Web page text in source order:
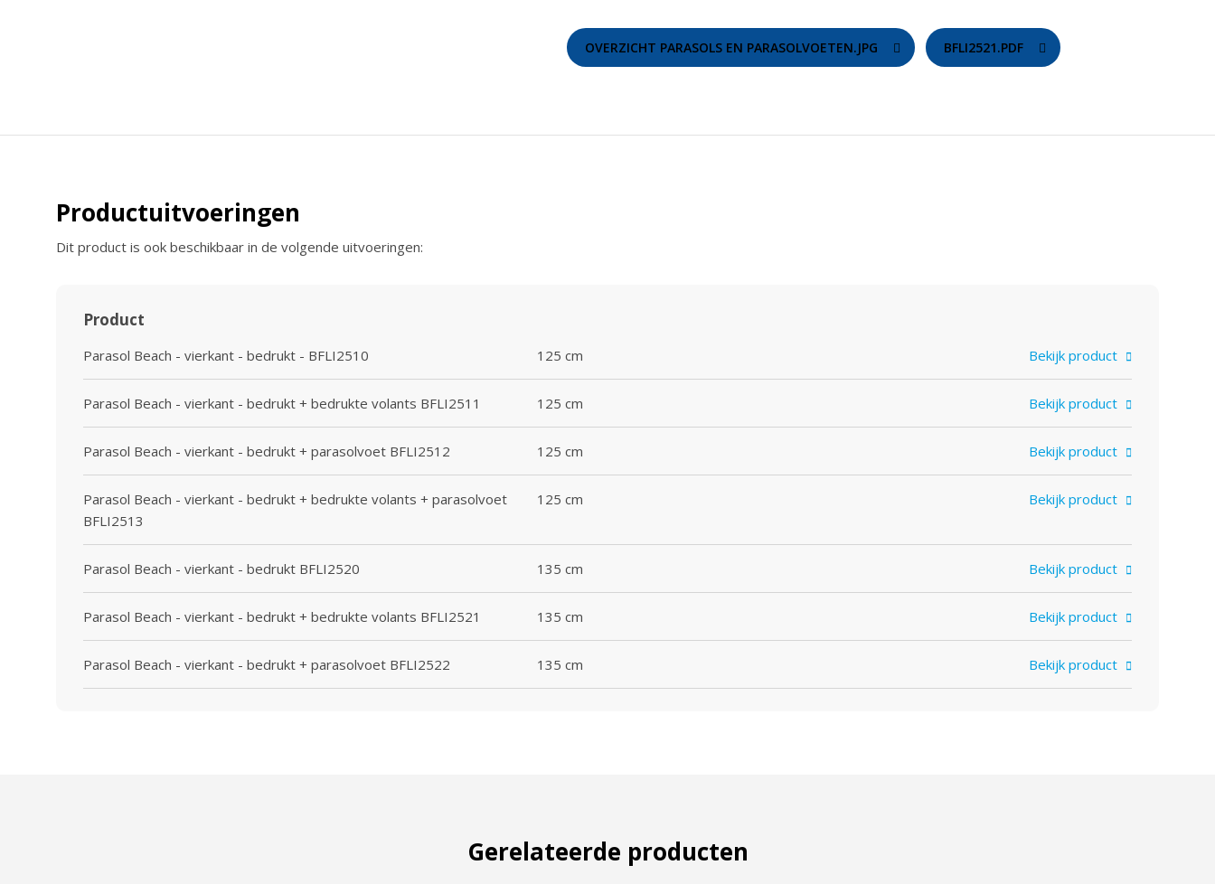
OVERZICHT PARASOLS EN PARASOLVOETEN.JPG BFLI2521.PDF
Productuitvoeringen
Dit product is ook beschikbaar in de volgende uitvoeringen:
Product
Parasol Beach - vierkant - bedrukt - BFLI2510 125 cm Bekijk product
Parasol Beach - vierkant - bedrukt + bedrukte volants BFLI2511 125 cm Bekijk product
Parasol Beach - vierkant - bedrukt + parasolvoet BFLI2512 125 cm Bekijk product
Parasol Beach - vierkant - bedrukt + bedrukte volants + parasolvoet
BFLI2513
125 cm Bekijk product
Parasol Beach - vierkant - bedrukt BFLI2520 135 cm Bekijk product
Parasol Beach - vierkant - bedrukt + bedrukte volants BFLI2521 135 cm Bekijk product
Parasol Beach - vierkant - bedrukt + parasolvoet BFLI2522 135 cm Bekijk product
Gerelateerde producten